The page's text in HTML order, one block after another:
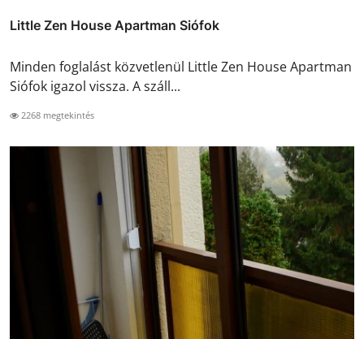
Little Zen House Apartman Siófok
Minden foglalást közvetlenül Little Zen House Apartman
Siófok igazol vissza. A száll...
2268 megtekintés